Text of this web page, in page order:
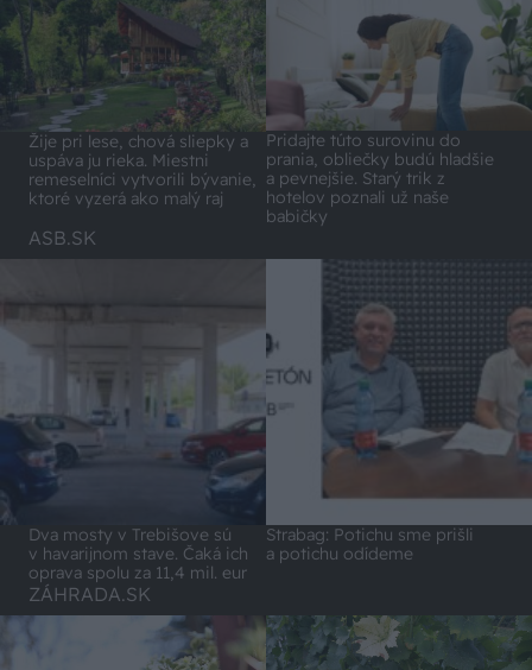
Žije pri lese, chová sliepky a
uspáva ju rieka. Miestni
remeselníci vytvorili bývanie,
ktoré vyzerá ako malý raj
Pridajte túto surovinu do
prania, obliečky budú hladšie
a pevnejšie. Starý trik z
hotelov poznali už naše
babičky
ASB.SK
Dva mosty v Trebišove sú
v havarijnom stave. Čaká ich
oprava spolu za 11,4 mil. eur
Strabag: Potichu sme prišli
a potichu odídeme
ZÁHRADA.SK